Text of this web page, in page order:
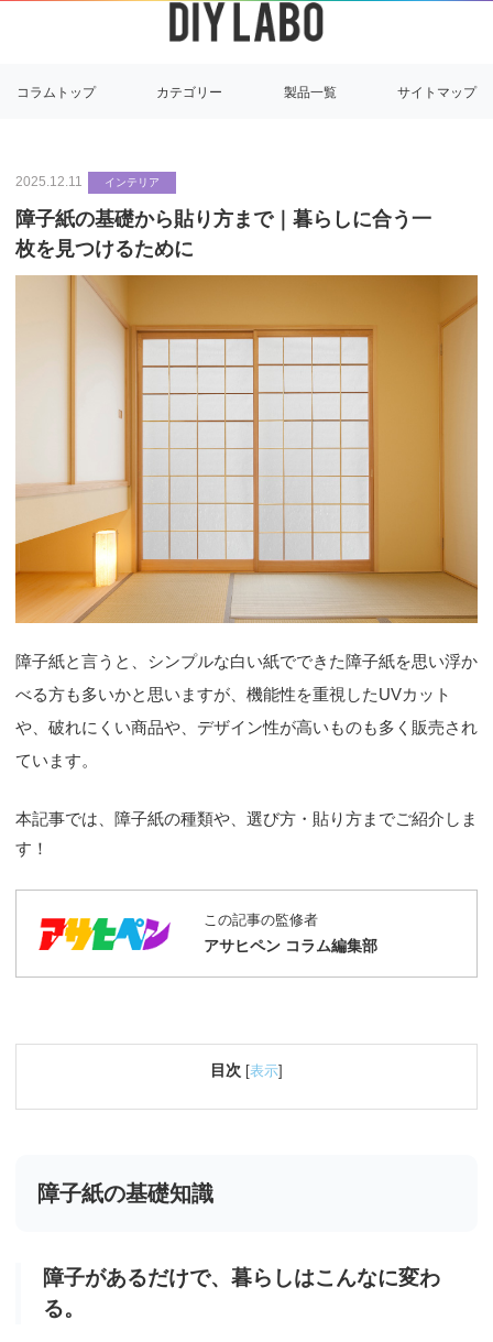
コラムトップ カテゴリー 製品一覧 サイトマップ
2025.12.11 インテリア
障子紙の基礎から貼り方まで｜暮らしに合う一
枚を見つけるために
障子紙と言うと、シンプルな白い紙でできた障子紙を思い浮か
べる方も多いかと思いますが、機能性を重視したUVカット
や、破れにくい商品や、デザイン性が高いものも多く販売され
ています。
本記事では、障子紙の種類や、選び方・貼り方までご紹介しま
す！
この記事の監修者
アサヒペン コラム編集部
目次 [表示]
障子紙の基礎知識
障子があるだけで、暮らしはこんなに変わ
る。